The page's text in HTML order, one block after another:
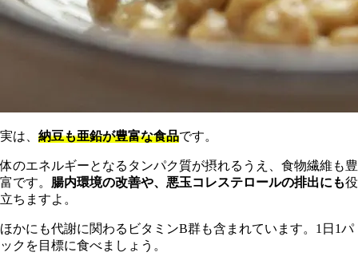
実は、 納豆も亜鉛が豊富な食品です。
体のエネルギーとなるタンパク質が摂れるうえ、食物繊維も豊
富です。 腸内環境の改善や、悪玉コレステロールの排出にも役
立ちますよ。
ほかにも代謝に関わるビタミンB群も含まれています。1日1パ
ックを目標に食べましょう。